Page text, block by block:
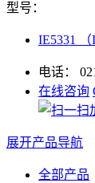
型号：
IE5331 （
电话：
在线咨询
展开产品导航
全部产品